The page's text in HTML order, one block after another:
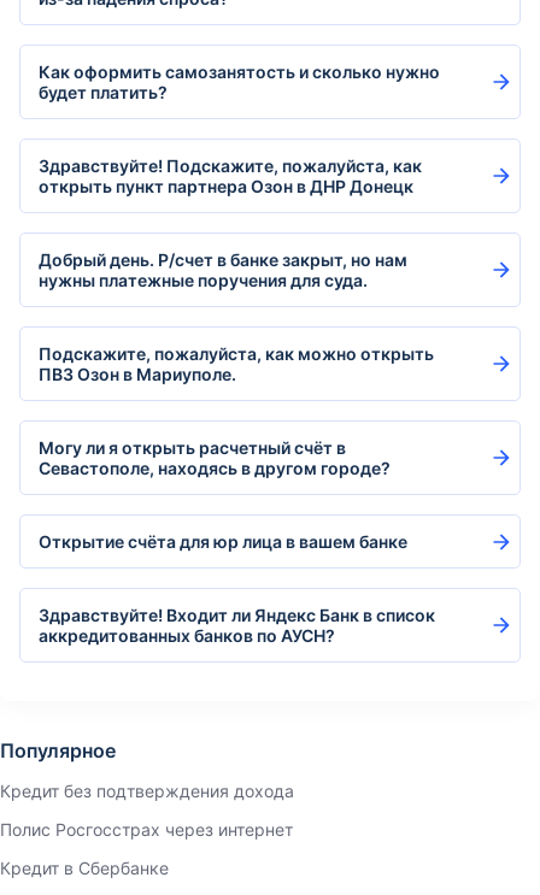
Как оформить самозанятость и сколько нужно
будет платить?
Здравствуйте! Подскажите, пожалуйста, как
открыть пункт партнера Озон в ДНР Донецк
Добрый день. Р/счет в банке закрыт, но нам
нужны платежные поручения для суда.
Подскажите, пожалуйста, как можно открыть
ПВЗ Озон в Мариуполе.
Могу ли я открыть расчетный счёт в
Севастополе, находясь в другом городе?
Открытие счёта для юр лица в вашем банке
Здравствуйте! Входит ли Яндекс Банк в список
аккредитованных банков по АУСН?
Популярное
Кредит без подтверждения дохода
Полис Росгосстрах через интернет
Кредит в Сбербанке